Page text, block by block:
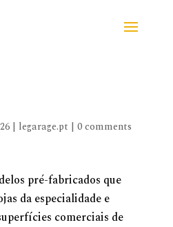
| legarage.pt | 0 comments
pré-fabricados que
da especialidade e
comerciais de